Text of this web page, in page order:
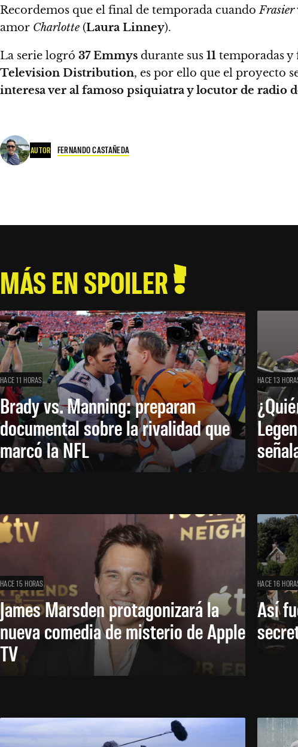
Recordemos que el final de temporada cuandoFrasier
amor Charlotte (Laura Linney).
La serie logró 37 Emmys durante sus 11 temporadas
Television Distribution, es por ello que el proyecto
interesa ver al famoso psiquiatra y locutor de radio
AUTOR FERNANDO CASTAÑEDA
MÁS EN SPOILER
HACE 11 HORAS
Brady vs. Manning: preparan
documental sobre la rivalidad que
marcó la NFL
HACE 13
HACE 15 HORAS
James Marsden protagonizará la
nueva comedia de misterio de Apple
TV
HACE 16
Así